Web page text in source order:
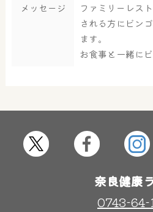
奈良わんぱくランド
メッセージ
ファミリーレス
される方にビン
ます。
お食事と一緒に
奈良健康
0743-64-